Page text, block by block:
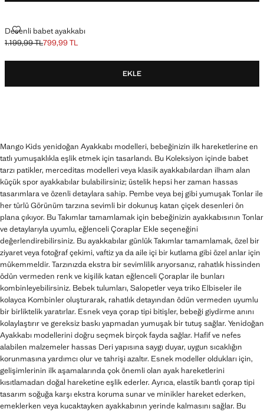
Desenli babet ayakkabı
DESENLI BABET AYAKKABI
Üstü çizili ilk fiyat [1.199,99 TL ]
1.199,99 TL
Güncel fiyat [799,99 TL ]
799,99 TL
EKLE
Mango Kids yenidoğan Ayakkabı modelleri, bebeğinizin ilk hareketlerine en
tatlı yumuşaklıkla eşlik etmek için tasarlandı. Bu Koleksiyon içinde babet
tarzı patikler, merceditas modelleri veya klasik ayakkabılardan ilham alan
küçük spor ayakkabılar bulabilirsiniz; üstelik hepsi her zaman hassas
tasarımlara ve özenli detaylara sahip. Pembe veya bej gibi yumuşak Tonlar ile
her türlü Görünüm tarzına sevimli bir dokunuş katan çiçek desenleri ön
plana çıkıyor. Bu Takımlar tamamlamak için bebeğinizin ayakkabısının Tonlar
ve detaylarıyla uyumlu, eğlenceli Çoraplar Ekle seçeneğini
değerlendirebilirsiniz. Bu ayakkabılar günlük Takımlar tamamlamak, özel bir
ziyaret veya fotoğraf çekimi, vaftiz ya da aile içi bir kutlama gibi özel anlar için
mükemmeldir. Tarzınızda ekstra bir sevimlilik arıyorsanız, rahatlık hissinden
ödün vermeden renk ve kişilik katan eğlenceli Çoraplar ile bunları
kombinleyebilirsiniz. Bebek tulumları, Salopetler veya triko Elbiseler ile
kolayca Kombinler oluşturarak, rahatlık detayından ödün vermeden uyumlu
bir birliktelik yaratırlar. Esnek veya çorap tipi bitişler, bebeği giydirme anını
kolaylaştırır ve gereksiz baskı yapmadan yumuşak bir tutuş sağlar. Yenidoğan
Ayakkabı modellerini doğru seçmek birçok fayda sağlar. Hafif ve nefes
alabilen malzemeler hassas Deri yapısına saygı duyar, uygun sıcaklığın
korunmasına yardımcı olur ve tahrişi azaltır. Esnek modeller oldukları için,
gelişimlerinin ilk aşamalarında çok önemli olan ayak hareketlerini
kısıtlamadan doğal hareketine eşlik ederler. Ayrıca, elastik bantlı çorap tipi
tasarım soğuğa karşı ekstra koruma sunar ve minikler hareket ederken,
emeklerken veya kucaktayken ayakkabının yerinde kalmasını sağlar. Bu